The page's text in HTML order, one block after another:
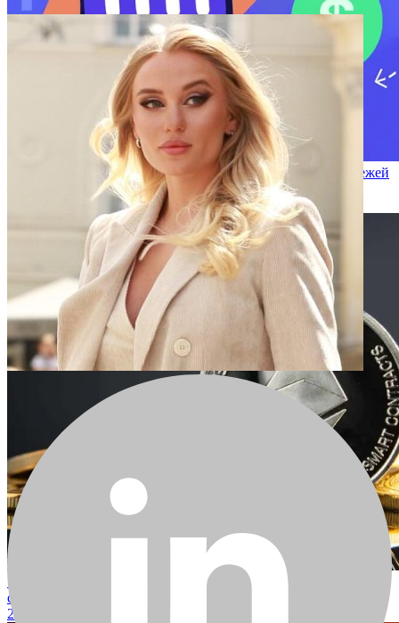
Kraken представляет приложение для одноранговых платежей
— чем оно отличается от других?
10 000 долларов, вложенные в Ethereum три года назад, сейчас
стоили бы столько
2025-10-16